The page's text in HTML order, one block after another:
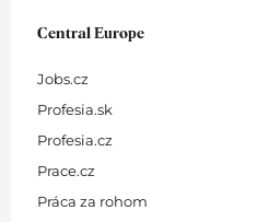
Central Europe
Jobs.cz
Profesia.sk
Profesia.cz
Prace.cz
Práca za rohom